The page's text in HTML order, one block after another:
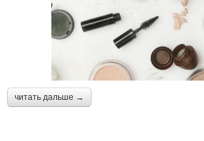
читать дальше →